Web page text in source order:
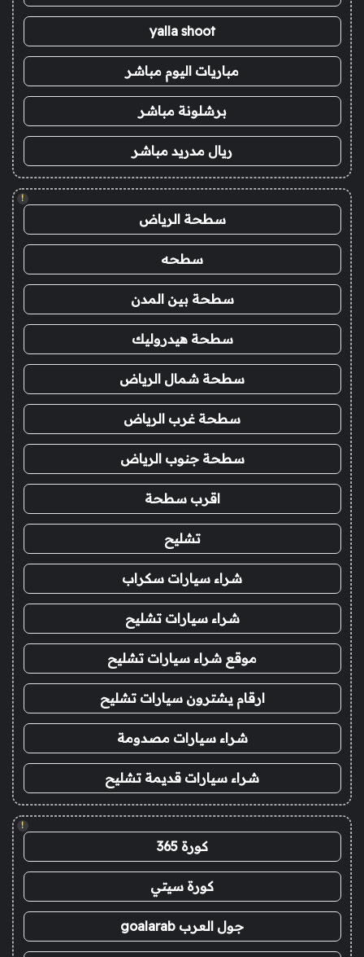
yalla shoot
مباريات اليوم مباشر
برشلونة مباشر
ريال مدريد مباشر
!
سطحة الرياض
سطحه
سطحة بين المدن
سطحة هيدروليك
سطحة شمال الرياض
سطحة غرب الرياض
سطحة جنوب الرياض
اقرب سطحة
تشليح
شراء سيارات سكراب
شراء سيارات تشليح
موقع شراء سيارات تشليح
ارقام يشترون سيارات تشليح
شراء سيارات مصدومة
شراء سيارات قديمة تشليح
!
كورة 365
كورة سيتي
جول العرب goalarab